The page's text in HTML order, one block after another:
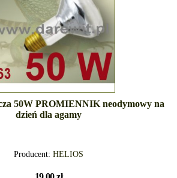
50W PROMIENNIK neodymowy na
dzień dla agamy
Producent: HELIOS